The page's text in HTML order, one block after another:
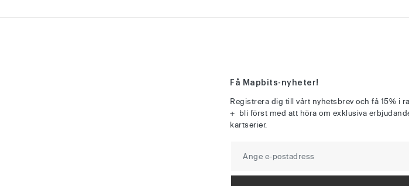
Få Mapbits-nyheter!
Registrera dig till vårt nyhetsbrev och få 15% i
+ bli först med att höra om exklusiva
kartserier.